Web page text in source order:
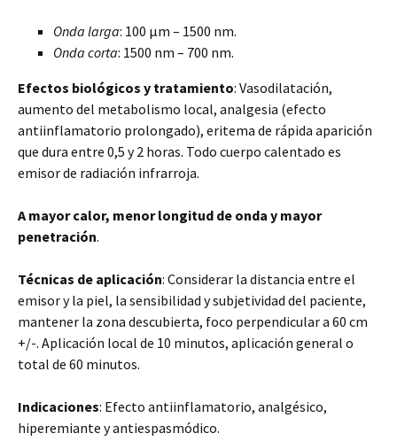
Onda larga: 100 µm – 1500 nm.
Onda corta: 1500 nm – 700 nm.
Efectos biológicos y tratamiento: Vasodilatación,
aumento del metabolismo local, analgesia (efecto
antiinflamatorio prolongado), eritema de rápida aparición
que dura entre 0,5 y 2 horas. Todo cuerpo calentado es
emisor de radiación infrarroja.
A mayor calor, menor longitud de onda y mayor
penetración.
Técnicas de aplicación: Considerar la distancia entre el
emisor y la piel, la sensibilidad y subjetividad del paciente,
mantener la zona descubierta, foco perpendicular a 60 cm
+/-. Aplicación local de 10 minutos, aplicación general o
total de 60 minutos.
Indicaciones: Efecto antiinflamatorio, analgésico,
hiperemiante y antiespasmódico.